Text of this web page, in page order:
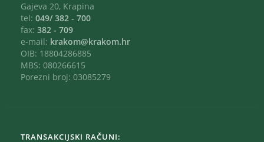
Gajeva 20, Krapina
tel: 049/ 382 - 700
fax: 382 - 709
e-mail: krakom@krakom.hr
OIB: 18804286885
MBS: 080266615
Porezni broj: 03085279
TRANSAKCIJSKI RAČUNI: